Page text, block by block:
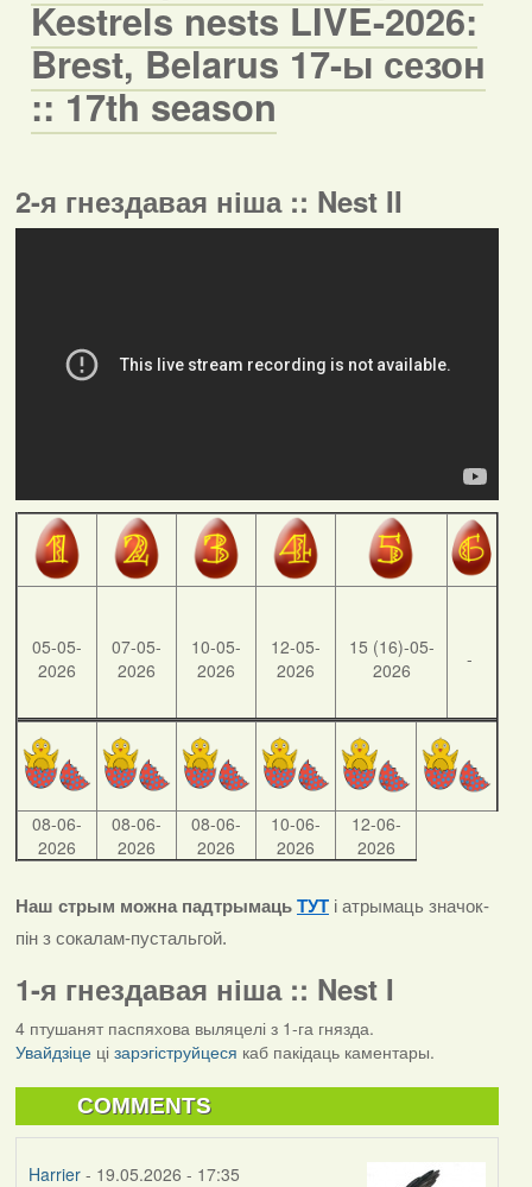
Kestrels nests LIVE-2026:
Brest, Belarus 17-ы сезон
:: 17th season
2-я гнездавая ніша :: Nest II
05-05-
2026
07-05-
2026
10-05-
2026
12-05-
2026
15 (16)-05-
2026
-
08-06-
2026
08-06-
2026
08-06-
2026
10-06-
2026
12-06-
2026
Наш стрым можна падтрымаць ТУТ і атрымаць значок-
пін з сокалам-пустальгой.
1-я гнездавая ніша :: Nest I
4 птушанят паспяхова выляцелі з 1-га гнязда.
Увайдзіцеці зарэгіструйцеся каб пакідаць каментары.
COMMENTS
Harrier- 19.05.2026 - 17:35